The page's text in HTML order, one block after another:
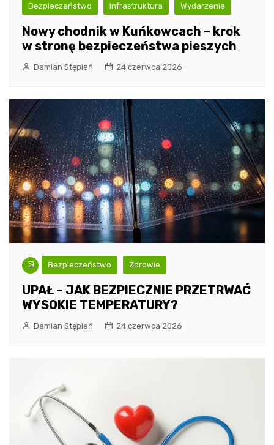
Bezpieczeństwo Infrastruktura Wydarzenia
Nowy chodnik w Kuńkowcach – krok
w stronę bezpieczeństwa pieszych
Damian Stępień 24 czerwca 2026
Bezpieczeństwo Zdrowie
UPAŁ – JAK BEZPIECZNIE PRZETRWAĆ
WYSOKIE TEMPERATURY?
Damian Stępień 24 czerwca 2026